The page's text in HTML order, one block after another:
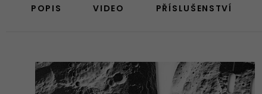
POPIS VIDEO PŘÍSLUŠENSTVÍ